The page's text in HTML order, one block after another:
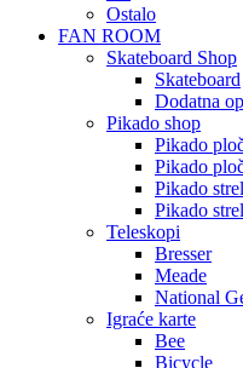
Ostalo
FAN ROOM
Skateboard Shop
Skateboard
Dodatna
Pikado shop
Pikado
Pikado
Pikado
Pikado
Teleskopi
Bresser
Meade
National
Igraće karte
Bee
Bicycle